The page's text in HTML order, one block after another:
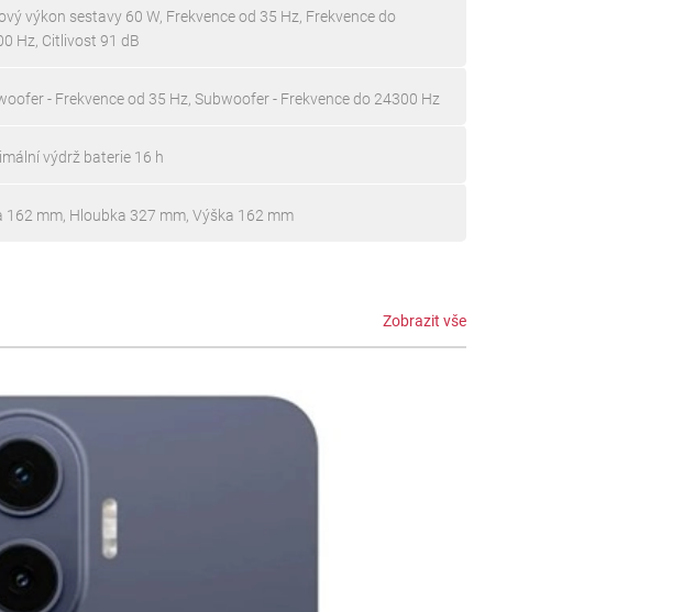
výkon sestavy 60 W, Frekvence od 35 Hz, Frekvence do
Hz, Citlivost 91 dB
- Frekvence od 35 Hz, Subwoofer - Frekvence do 24300 Hz
výdrž baterie 16 h
162 mm, Hloubka 327 mm, Výška 162 mm
Zobrazit vše